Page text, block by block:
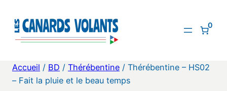
contenu
0
Accueil / BD / Thérébentine / Thérébentine – HS02
– Fait la pluie et le beau temps